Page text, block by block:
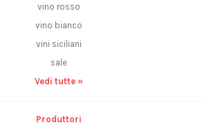
vino rosso
vino bianco
vini siciliani
sale
Vedi tutte »
Produttori